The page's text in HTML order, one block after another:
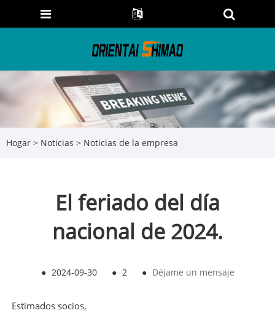
Hogar > Noticias > Noticias de la empresa
El feriado del día
nacional de 2024.
● 2024-09-30 ● 2 ● Déjame un mensaje
Estimados socios,